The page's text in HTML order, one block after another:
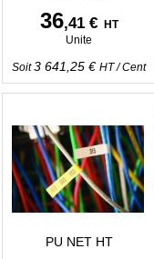
36,41 €
HT
Unite
Soit3 641,25 € HT/Cent
PU NET HT